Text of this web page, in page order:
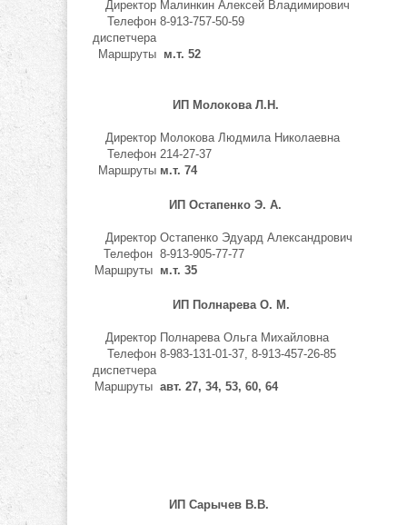
Директор Малинкин Алексей Владимирович
Телефон
диспетчера
8-913-757-50-59
Маршруты м.т. 52
ИП Молокова Л.Н.
Директор Молокова Людмила Николаевна
Телефон 214-27-37
Маршруты м.т. 74
ИП Остапенко Э. А.
Директор Остапенко Эдуард Александрович
Телефон 8-913-905-77-77
Маршруты м.т. 35
ИП Полнарева О. М.
Директор Полнарева Ольга Михайловна
Телефон
диспетчера
8-983-131-01-37, 8-913-457-26-85
Маршруты авт. 27, 34, 53, 60, 64
ИП Сарычев В.В.